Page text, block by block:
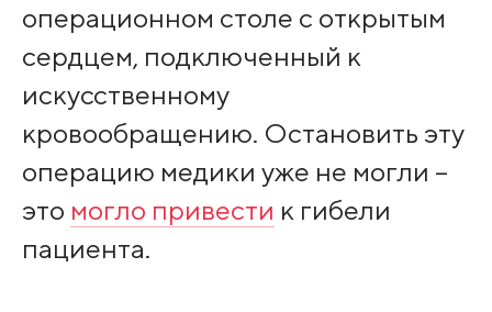
операционном столе с открытым
сердцем, подключенный к
искусственному
кровообращению. Остановить эту
операцию медики уже не могли –
это могло привести к гибели
пациента.